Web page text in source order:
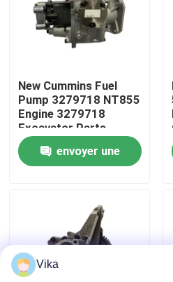
Visite d'usine
Contrôle de la qualité
Contact
nouvelles
Pièces de rechange de
Pièces de rechange Cummins
New Cummins Fuel
Pump 3279718 NT855
Engine 3279718
Excavator Parts
Original/OEM
envoyer une
Vika